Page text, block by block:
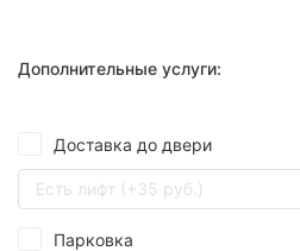
Дополнительные услуги:
Доставка до двери
Есть лифт (+35 руб.)
Парковка